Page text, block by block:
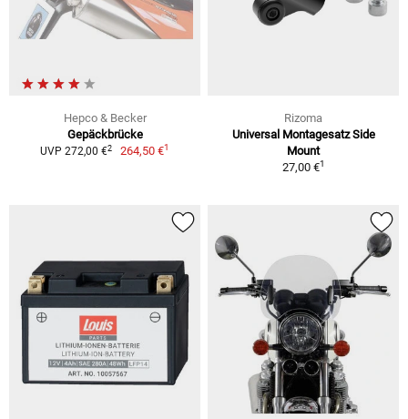
Hepco & Becker
Gepäckbrücke
UVP 272,00 €2 264,50 €1
Rizoma
Universal Montagesatz Side
Mount
27,00 €1